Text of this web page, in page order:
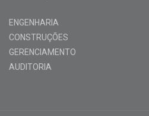
ENGENHARIA
CONSTRUÇÕES
GERENCIAMENTO
AUDITORIA